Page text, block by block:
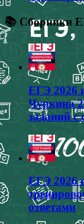
📚 Сборники
ЕГЭ 2026
Чуркина
заданий с
ЕГЭ 2026
ответами